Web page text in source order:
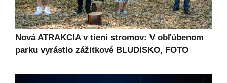
Nová ATRAKCIA v tieni stromov: V obľúbenom
parku vyrástlo zážitkové BLUDISKO, FOTO